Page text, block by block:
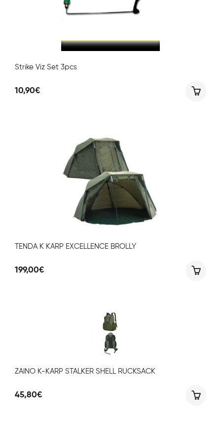
Strike Viz Set 3pcs
10,90€
TENDA K KARP EXCELLENCE BROLLY
199,00€
ZAINO K-KARP STALKER SHELL RUCKSACK
45,80€